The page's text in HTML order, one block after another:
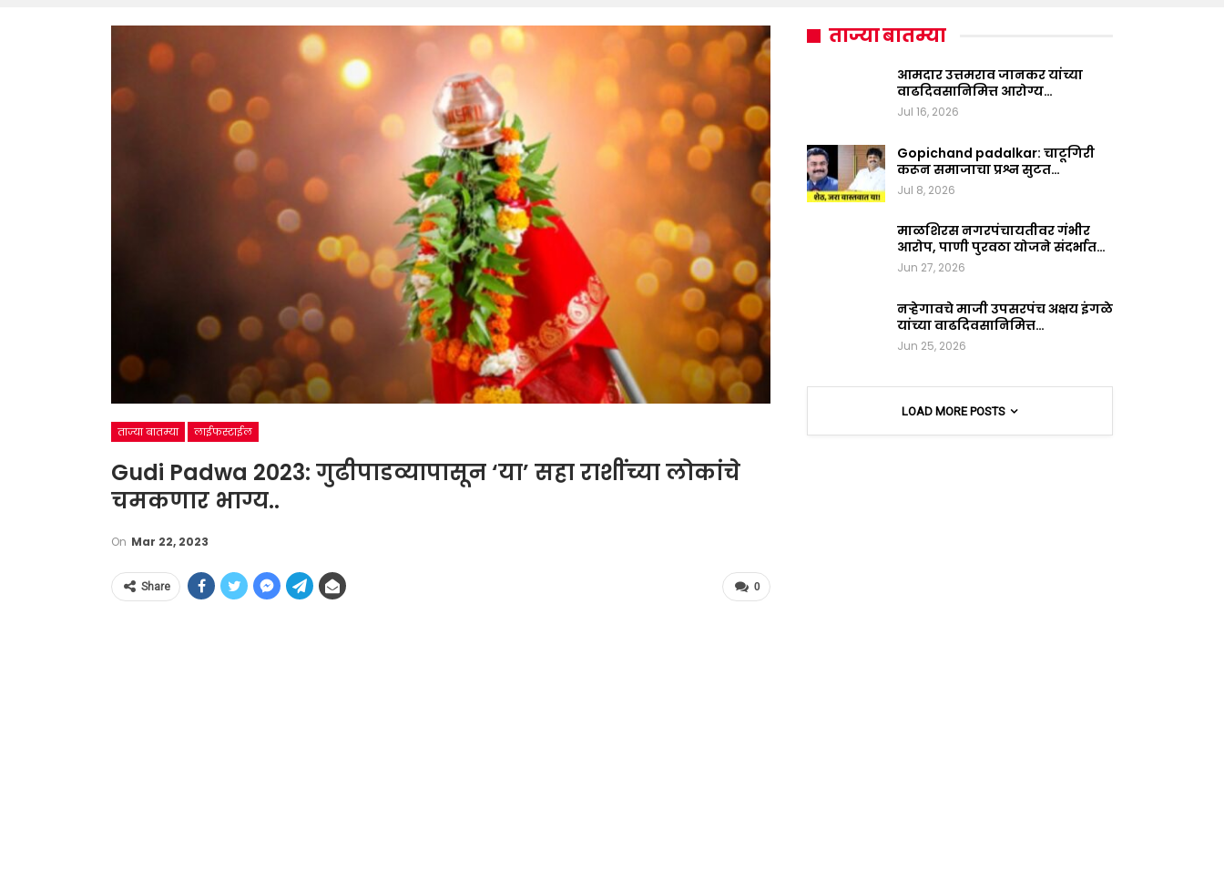
ताज्या बातम्या लाईफस्टाईल
Gudi Padwa 2023: गुढीपाडव्यापासून ‘या’ सहा राशींच्या लोकांचे
चमकणार भाग्य..
On Mar 22, 2023
0
Share
ताज्या बातम्या
आमदार उत्तमराव जानकर यांच्या
वाढदिवसानिमित्त आरोग्य…
Jul 16, 2026
Gopichand padalkar: चाटूगिरी
करून समाजाचा प्रश्न सुटत…
Jul 8, 2026
माळशिरस नगरपंचायतीवर गंभीर
आरोप, पाणी पुरवठा योजने संदर्भात…
Jun 27, 2026
नऱ्हेगावचे माजी उपसरपंच अक्षय इंगळे
यांच्या वाढदिवसानिमित्त…
Jun 25, 2026
LOAD MORE POSTS